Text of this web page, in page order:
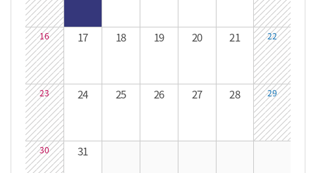
16 17 18 19 20 21 22
23 24 25 26 27 28 29
30 31